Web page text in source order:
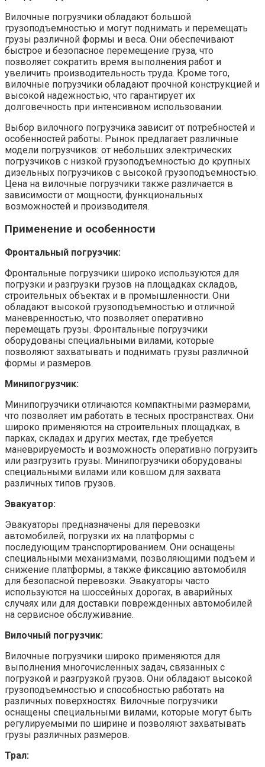
Вилочные погрузчики обладают большой
грузоподъемностью и могут поднимать и перемещать
грузы различной формы и веса. Они обеспечивают
быстрое и безопасное перемещение груза, что
позволяет сократить время выполнения работ и
увеличить производительность труда. Кроме того,
вилочные погрузчики обладают прочной конструкцией и
высокой надежностью, что гарантирует их
долговечность при интенсивном использовании.
Выбор вилочного погрузчика зависит от потребностей и
особенностей работы. Рынок предлагает различные
модели погрузчиков: от небольших электрических
погрузчиков с низкой грузоподъемностью до крупных
дизельных погрузчиков с высокой грузоподъемностью.
Цена на вилочные погрузчики также различается в
зависимости от мощности, функциональных
возможностей и производителя.
Применение и особенности
Фронтальный погрузчик:
Фронтальные погрузчики широко используются для
погрузки и разгрузки грузов на площадках складов,
строительных объектах и в промышленности. Они
обладают высокой грузоподъемностью и отличной
маневренностью, что позволяет оперативно
перемещать грузы. Фронтальные погрузчики
оборудованы специальными вилами, которые
позволяют захватывать и поднимать грузы различной
формы и размеров.
Минипогрузчик:
Минипогрузчики отличаются компактными размерами,
что позволяет им работать в тесных пространствах. Они
широко применяются на строительных площадках, в
парках, складах и других местах, где требуется
маневрируемость и возможность оперативно погрузить
или разгрузить грузы. Минипогрузчики оборудованы
специальными вилами или ковшом для захвата
различных типов грузов.
Эвакуатор:
Эвакуаторы предназначены для перевозки
автомобилей, погрузки их на платформы с
последующим транспортированием. Они оснащены
специальными механизмами, позволяющими подъем и
снижение платформы, а также фиксацию автомобиля
для безопасной перевозки. Эвакуаторы часто
используются на шоссейных дорогах, в аварийных
случаях или для доставки поврежденных автомобилей
на сервисное обслуживание.
Вилочный погрузчик:
Вилочные погрузчики широко применяются для
выполнения многочисленных задач, связанных с
погрузкой и разгрузкой грузов. Они обладают высокой
грузоподъемностью и способностью работать на
различных поверхностях. Вилочные погрузчики
оснащены специальными вилами, которые могут быть
регулируемыми по ширине и позволяют захватывать
грузы различных размеров.
Трал: